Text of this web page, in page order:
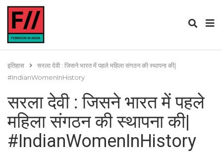
इतिहास
सरला देवी : जिसने भारत में पहले महिला संगठन की स्थापना की|
#IndianWomenInHistory
सरला देवी : जिसने भारत में पहले
महिला संगठन की स्थापना की|
#IndianWomenInHistory